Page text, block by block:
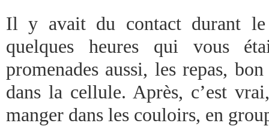
Il y avait du contact durant
quelques heures qui vous
promenades aussi, les repas,
dans la cellule. Après, c’est
manger dans les couloirs, en